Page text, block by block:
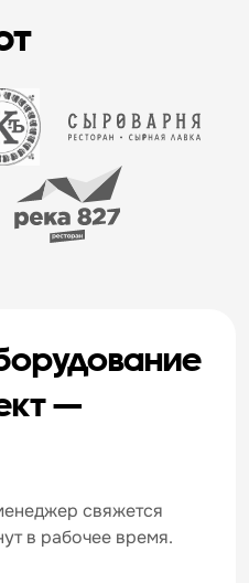
—
свяжется
в рабочее время.